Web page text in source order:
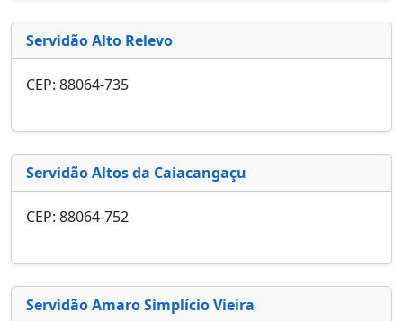
Servidão Alto Relevo
CEP: 88064-735
Servidão Altos da Caiacangaçu
CEP: 88064-752
Servidão Amaro Simplício Vieira